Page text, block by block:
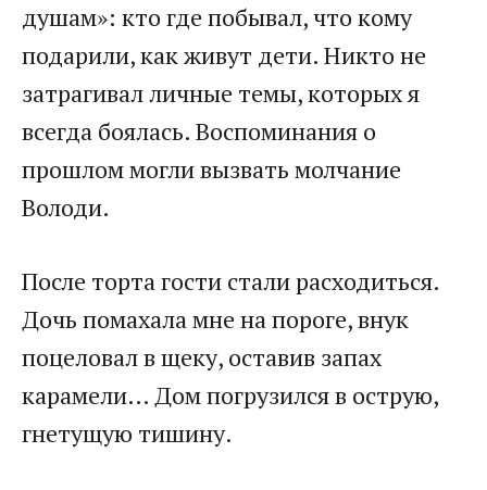
душам»: кто где побывал, что кому
подарили, как живут дети. Никто не
затрагивал личные темы, которых я
всегда боялась. Воспоминания о
прошлом могли вызвать молчание
Володи.
После торта гости стали расходиться.
Дочь помахала мне на пороге, внук
поцеловал в щеку, оставив запах
карамели… Дом погрузился в острую,
гнетущую тишину.